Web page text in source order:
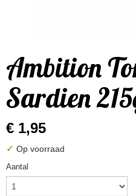
Ambition
Sardien
€ 1,95
✓ Op voorraad
Aantal